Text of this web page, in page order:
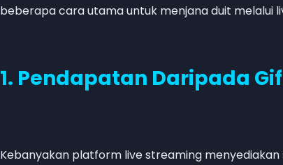
beberapa cara utama untuk menjana duit melalui
1. Pendapatan Daripada
Kebanyakan platform live streaming